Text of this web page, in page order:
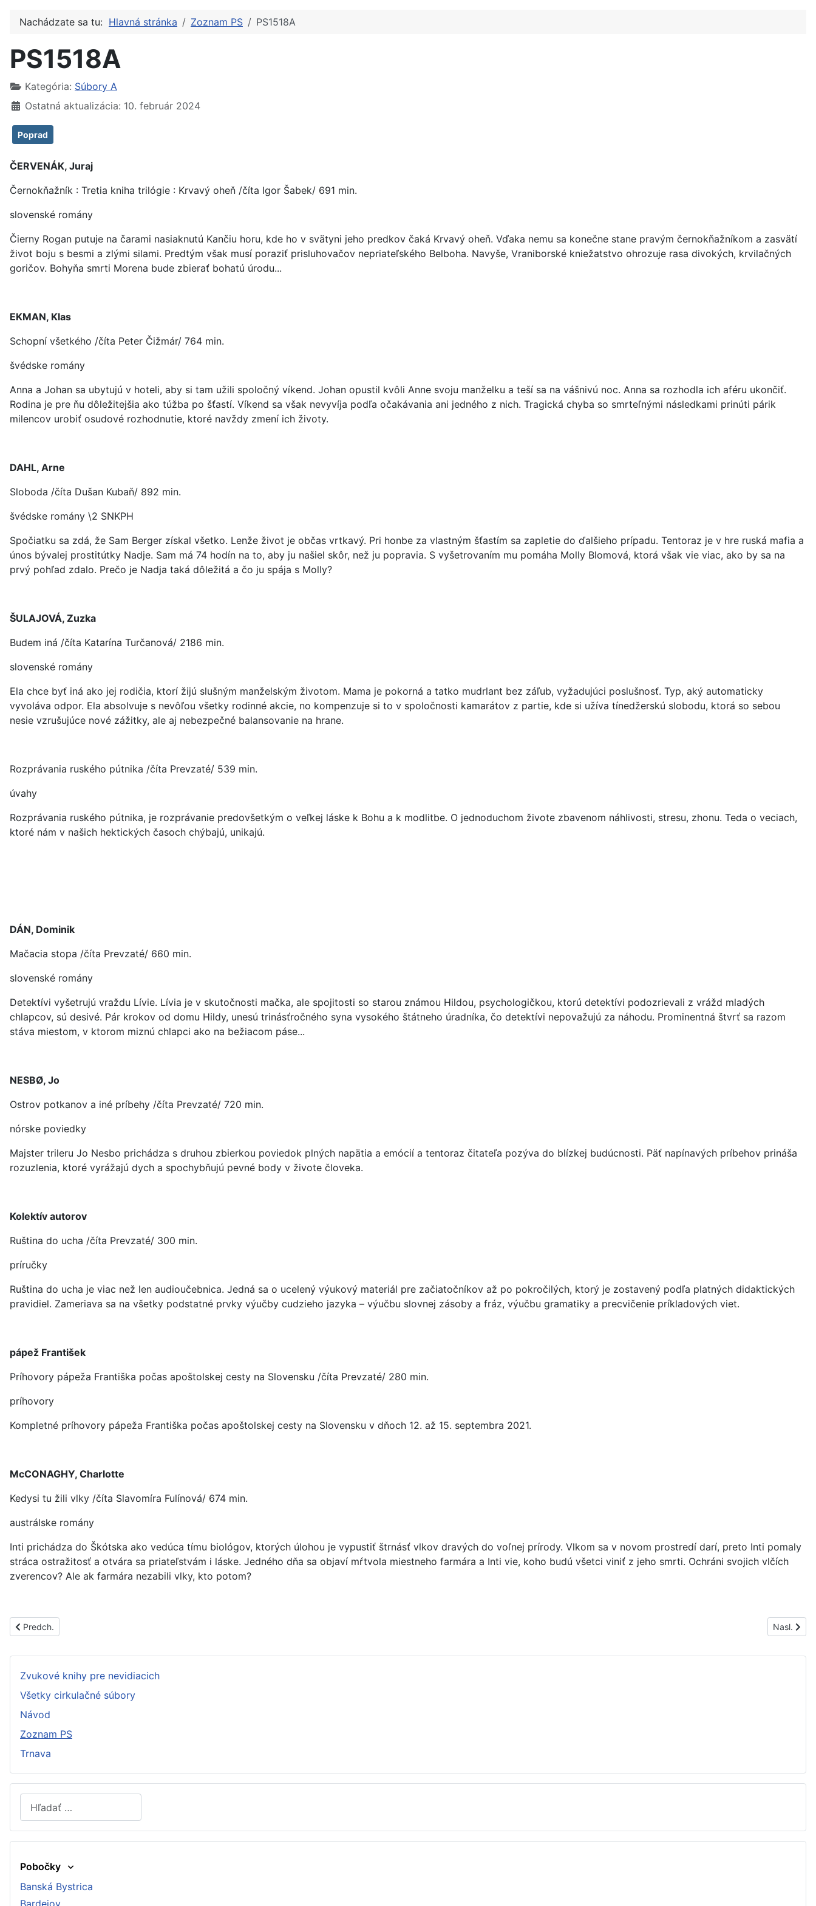
Nachádzate sa tu: Hlavná stránka Zoznam PS PS1518A
PS1518A
Kategória: Súbory A
Ostatná aktualizácia: 10. február 2024
Poprad
ČERVENÁK, Juraj
Černokňažník : Tretia kniha trilógie : Krvavý oheň /číta Igor Šabek/ 691 min.
slovenské romány
Čierny Rogan putuje na čarami nasiaknutú Kančiu horu, kde ho v svätyni jeho predkov čaká Krvavý oheň. Vďaka nemu sa konečne stane pravým černokňažníkom a zasvätí
život boju s besmi a zlými silami. Predtým však musí poraziť prisluhovačov nepriateľského Belboha. Navyše, Vraniborské kniežatstvo ohrozuje rasa divokých, krvilačných
goričov. Bohyňa smrti Morena bude zbierať bohatú úrodu...
EKMAN, Klas
Schopní všetkého /číta Peter Čižmár/ 764 min.
švédske romány
Anna a Johan sa ubytujú v hoteli, aby si tam užili spoločný víkend. Johan opustil kvôli Anne svoju manželku a teší sa na vášnivú noc. Anna sa rozhodla ich aféru ukončiť.
Rodina je pre ňu dôležitejšia ako túžba po šťastí. Víkend sa však nevyvíja podľa očakávania ani jedného z nich. Tragická chyba so smrteľnými následkami prinúti párik
milencov urobiť osudové rozhodnutie, ktoré navždy zmení ich životy.
DAHL, Arne
Sloboda /číta Dušan Kubaň/ 892 min.
švédske romány \2 SNKPH
Spočiatku sa zdá, že Sam Berger získal všetko. Lenže život je občas vrtkavý. Pri honbe za vlastným šťastím sa zapletie do ďalšieho prípadu. Tentoraz je v hre ruská mafia a
únos bývalej prostitútky Nadje. Sam má 74 hodín na to, aby ju našiel skôr, než ju popravia. S vyšetrovaním mu pomáha Molly Blomová, ktorá však vie viac, ako by sa na
prvý pohľad zdalo. Prečo je Nadja taká dôležitá a čo ju spája s Molly?
ŠULAJOVÁ, Zuzka
Budem iná /číta Katarína Turčanová/ 2186 min.
slovenské romány
Ela chce byť iná ako jej rodičia, ktorí žijú slušným manželským životom. Mama je pokorná a tatko mudrlant bez záľub, vyžadujúci poslušnosť. Typ, aký automaticky
vyvoláva odpor. Ela absolvuje s nevôľou všetky rodinné akcie, no kompenzuje si to v spoločnosti kamarátov z partie, kde si užíva tínedžerskú slobodu, ktorá so sebou
nesie vzrušujúce nové zážitky, ale aj nebezpečné balansovanie na hrane.
Rozprávania ruského pútnika /číta Prevzaté/ 539 min.
úvahy
Rozprávania ruského pútnika, je rozprávanie predovšetkým o veľkej láske k Bohu a k modlitbe. O jednoduchom živote zbavenom náhlivosti, stresu, zhonu. Teda o veciach,
ktoré nám v našich hektických časoch chýbajú, unikajú.
DÁN, Dominik
Mačacia stopa /číta Prevzaté/ 660 min.
slovenské romány
Detektívi vyšetrujú vraždu Lívie. Lívia je v skutočnosti mačka, ale spojitosti so starou známou Hildou, psychologičkou, ktorú detektívi podozrievali z vrážd mladých
chlapcov, sú desivé. Pár krokov od domu Hildy, unesú trinásťročného syna vysokého štátneho úradníka, čo detektívi nepovažujú za náhodu. Prominentná štvrť sa razom
stáva miestom, v ktorom miznú chlapci ako na bežiacom páse...
NESBØ, Jo
Ostrov potkanov a iné príbehy /číta Prevzaté/ 720 min.
nórske poviedky
Majster trileru Jo Nesbo prichádza s druhou zbierkou poviedok plných napätia a emócií a tentoraz čitateľa pozýva do blízkej budúcnosti. Päť napínavých príbehov prináša
rozuzlenia, ktoré vyrážajú dych a spochybňujú pevné body v živote človeka.
Kolektív autorov
Ruština do ucha /číta Prevzaté/ 300 min.
príručky
Ruština do ucha je viac než len audioučebnica. Jedná sa o ucelený výukový materiál pre začiatočníkov až po pokročilých, ktorý je zostavený podľa platných didaktických
pravidiel. Zameriava sa na všetky podstatné prvky výučby cudzieho jazyka – výučbu slovnej zásoby a fráz, výučbu gramatiky a precvičenie príkladových viet.
pápež František
Príhovory pápeža Františka počas apoštolskej cesty na Slovensku /číta Prevzaté/ 280 min.
príhovory
Kompletné príhovory pápeža Františka počas apoštolskej cesty na Slovensku v dňoch 12. až 15. septembra 2021.
McCONAGHY, Charlotte
Kedysi tu žili vlky /číta Slavomíra Fulínová/ 674 min.
austrálske romány
Inti prichádza do Škótska ako vedúca tímu biológov, ktorých úlohou je vypustiť štrnásť vlkov dravých do voľnej prírody. Vlkom sa v novom prostredí darí, preto Inti pomaly
stráca ostražitosť a otvára sa priateľstvám i láske. Jedného dňa sa objaví mŕtvola miestneho farmára a Inti vie, koho budú všetci viniť z jeho smrti. Ochráni svojich vlčích
zverencov? Ale ak farmára nezabili vlky, kto potom?
Predchádzajúci článok: PS1435A
Predch. Nasl.
Zvukové knihy pre nevidiacich
Všetky cirkulačné súbory
Návod
Zoznam PS
Trnava
Hľadať
Type 2 or more characters for results.
Pobočky
Banská Bystrica